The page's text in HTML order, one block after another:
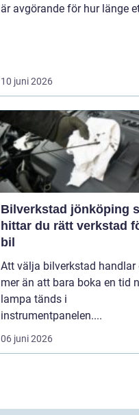
är avgörande för hur länge
10 juni 2026
Bilverkstad jönköping så
hittar du rätt verkstad
bil
Att välja bilverkstad handlar
mer än att bara boka en tid
lampa tänds i
instrumentpanelen....
06 juni 2026